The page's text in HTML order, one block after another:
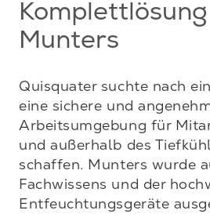
Munters
Quisquater suchte nach
eine sichere und
Arbeitsumgebung für
und außerhalb des
schaffen. Munters wurde
Fachwissens und der
Entfeuchtungsgeräte